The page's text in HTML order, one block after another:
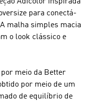
para conectá-
malha simples macia
o look clássico e
meio da Better
por meio de um
de equilíbrio de